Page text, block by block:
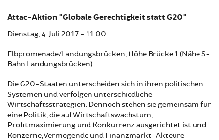
Attac-Aktion "Globale Gerechtigkeit statt G20"
Dienstag, 4. Juli 2017 - 11:00
Elbpromenade/Landungsbrücken, Höhe Brücke 1 (Nähe S-
Bahn Landungsbrücken)
Die G20-Staaten unterscheiden sich in ihren politischen
Systemen und verfolgen unterschiedliche
Wirtschaftsstrategien. Dennoch stehen sie gemeinsam für
eine Politik, die auf Wirtschaftswachstum,
Profitmaximierung und Konkurrenz ausgerichtet ist und
Konzerne, Vermögende und Finanzmarkt-Akteure